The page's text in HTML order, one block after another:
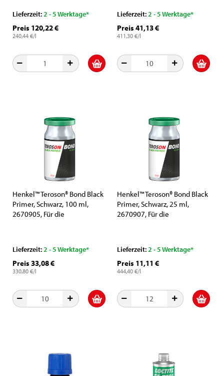
Lieferzeit:2 - 5 Werktage*
Preis 120,22 €
240,44 €/l
Lieferzeit:2 - 5 Werktage*
Preis 41,13 €
411,30 €/l
Henkel™ Teroson® Bond Black
Primer, Schwarz, 100 ml,
2670905, Für die
Lieferzeit:2 - 5 Werktage*
Preis 33,08 €
330,80 €/l
Henkel™ Teroson® Bond Black
Primer, Schwarz, 25 ml,
2670907, Für die
Lieferzeit:2 - 5 Werktage*
Preis 11,11 €
444,40 €/l